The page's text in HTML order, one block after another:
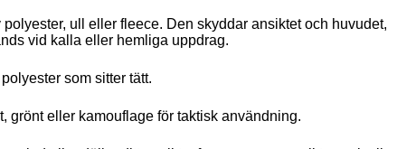
ull eller fleece. Den skyddar ansiktet och huvudet,
vid kalla eller hemliga uppdrag.
som sitter tätt.
grönt eller kamouflage för taktisk användning.